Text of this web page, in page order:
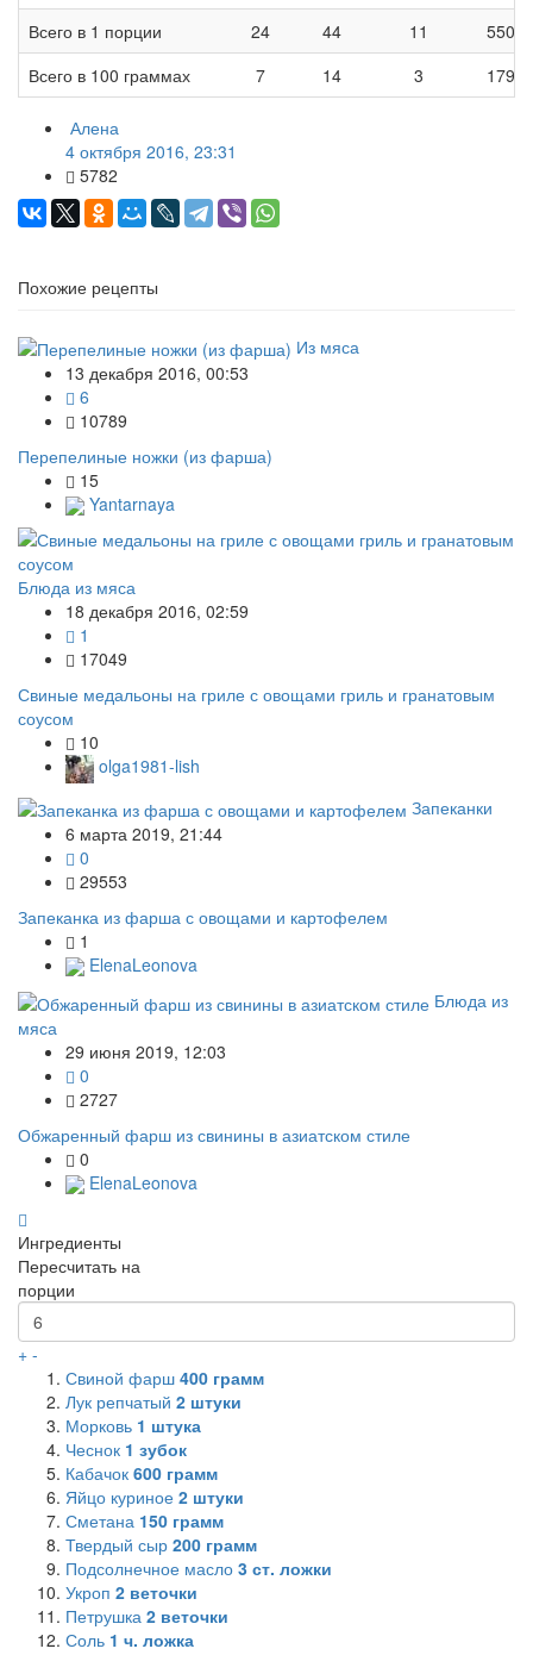
Всего в 1 порции
24 44 11
550
Всего в 100 граммах
7 14 3 179
Алена
4 октября 2016, 23:31
5782
Похожие рецепты
Из мяса
13 декабря 2016, 00:53
6
10789
Перепелиные ножки (из фарша)
15
Yantarnaya
Блюда из мяса
18 декабря 2016, 02:59
1
17049
Свиные медальоны на гриле с овощами гриль и гранатовым
соусом
10
olga1981-lish
Запеканки
6 марта 2019, 21:44
0
29553
Запеканка из фарша с овощами и картофелем
1
ElenaLeonova
Блюда из
мяса
29 июня 2019, 12:03
0
2727
Обжаренный фарш из свинины в азиатском стиле
0
ElenaLeonova
Ингредиенты
Пересчитать на
порции
+ -
Свиной фарш 400 грамм
Лук репчатый 2 штуки
Морковь 1 штука
Чеснок 1 зубок
Кабачок 600 грамм
Яйцо куриное 2 штуки
Сметана 150 грамм
Твердый сыр 200 грамм
Подсолнечное масло 3 ст. ложки
Укроп 2 веточки
Петрушка 2 веточки
Соль 1 ч. ложка